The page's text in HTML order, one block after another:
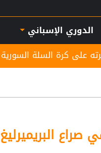
الدوري الإسباني
بعمر 16 عاما.. لاعب يدخل تاريخ سبارتاك موسكو برقم قياسي جديد
البريميرليغ